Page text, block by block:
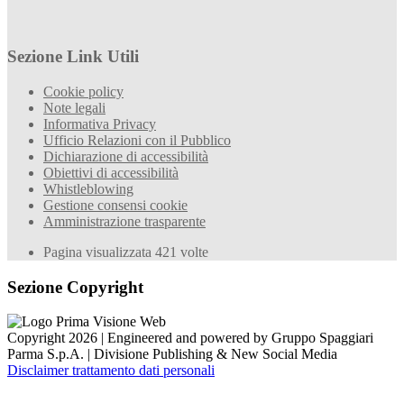
Sezione Link Utili
Cookie policy
Note legali
Informativa Privacy
Ufficio Relazioni con il Pubblico
Dichiarazione di accessibilità
Obiettivi di accessibilità
Whistleblowing
Gestione consensi cookie
Amministrazione trasparente
Pagina visualizzata 421 volte
Sezione Copyright
Copyright 2026 | Engineered and powered by Gruppo Spaggiari
Parma S.p.A. | Divisione Publishing & New Social Media
Disclaimer trattamento dati personali